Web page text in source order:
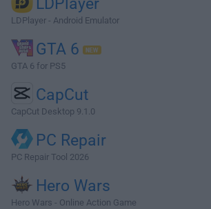
LDPlayer
LDPlayer - Android Emulator
GTA 6
GTA 6 for PS5
CapCut
CapCut Desktop 9.1.0
PC Repair
PC Repair Tool 2026
Hero Wars
Hero Wars - Online Action Game